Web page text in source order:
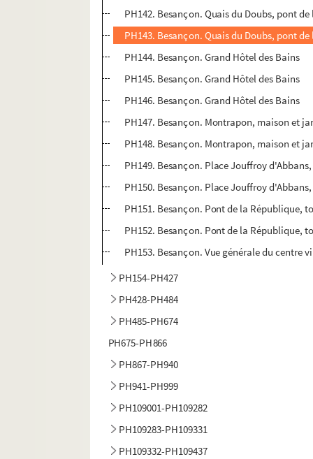
PH142. Besançon. Quais du Doubs, pont
PH143. Besançon. Quais du Doubs, pont
PH144. Besançon. Grand Hôtel des Bains
PH145. Besançon. Grand Hôtel des Bains
PH146. Besançon. Grand Hôtel des Bains
PH147. Besançon. Montrapon, maison et
PH148. Besançon. Montrapon, maison et
PH149. Besançon. Place Jouffroy
PH150. Besançon. Place Jouffroy
PH151. Besançon. Pont de la République,
PH152. Besançon. Pont de la République,
PH153. Besançon. Vue générale du centre
PH154-PH427
PH428-PH484
PH485-PH674
PH675-PH866
PH867-PH940
PH941-PH999
PH109001-PH109282
PH109283-PH109331
PH109332-PH109437